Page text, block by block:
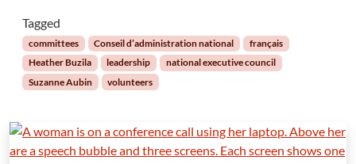
Tagged
committees Conseil d’administration national
français
Heather Buzila
leadership
national executive council
Suzanne Aubin
volunteers